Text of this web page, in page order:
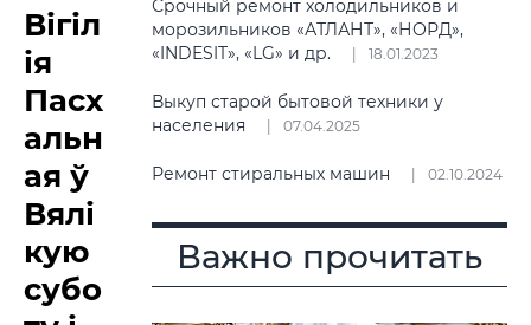
Вігіл
ія
Пасх
альн
ая ў
Вялі
кую
субо
Срочный ремонт холодильников и
морозильников «АТЛАНТ», «НОРД»,
«INDESIT», «LG» и др.
18.01.2023
Выкуп старой бытовой техники у
населения
07.04.2025
Ремонт стиральных машин 02.10.2024
Важно прочитать